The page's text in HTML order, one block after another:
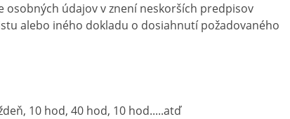
osobných údajov v znení neskorších predpisov
alebo iného dokladu o dosiahnutí požadovaného
10 hod, 40 hod, 10 hod.....atď